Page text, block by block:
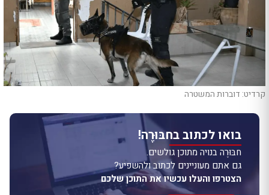
קרדיט: דוברות המשטרה
בואו לכתוב בחבּוּרֶה!
חבּוּרֶה בנויה מתוכן גולשים.
גם אתם מעוניינים לכתוב ולהשפיע?
הצטרפו והעלו עכשיו את התוכן שלכם